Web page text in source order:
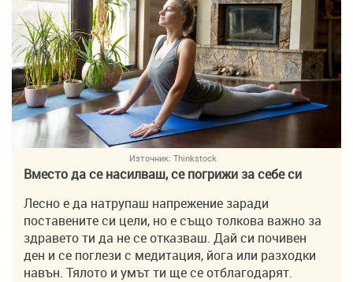
Източник: Thinkstock
Вместо да се насилваш, се погрижи за себе си
Лесно е да натрупаш напрежение заради
поставените си цели, но е също толкова важно за
здравето ти да не се отказваш. Дай си почивен
ден и се поглези с медитация, йога или разходки
навън. Тялото и умът ти ще се отблагодарят.